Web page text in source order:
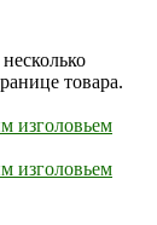
товара.